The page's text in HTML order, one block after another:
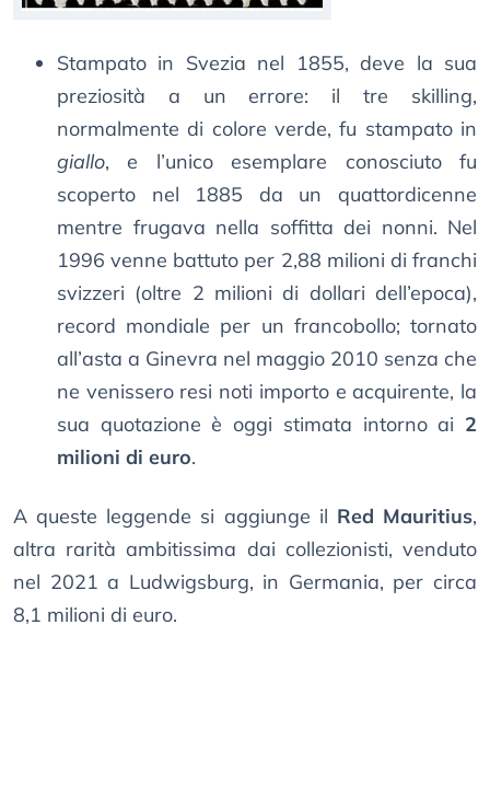
Stampato in Svezia nel 1855, deve la sua
preziosità a un errore: il tre skilling,
normalmente di colore verde, fu stampato in
giallo, e l’unico esemplare conosciuto fu
scoperto nel 1885 da un quattordicenne
mentre frugava nella soffitta dei nonni. Nel
1996 venne battuto per 2,88 milioni di franchi
svizzeri (oltre 2 milioni di dollari dell’epoca),
record mondiale per un francobollo; tornato
all’asta a Ginevra nel maggio 2010 senza che
ne venissero resi noti importo e acquirente, la
sua quotazione è oggi stimata intorno ai 2
milioni di euro.
A queste leggende si aggiunge il Red Mauritius,
altra rarità ambitissima dai collezionisti, venduto
nel 2021 a Ludwigsburg, in Germania, per circa
8,1 milioni di euro.